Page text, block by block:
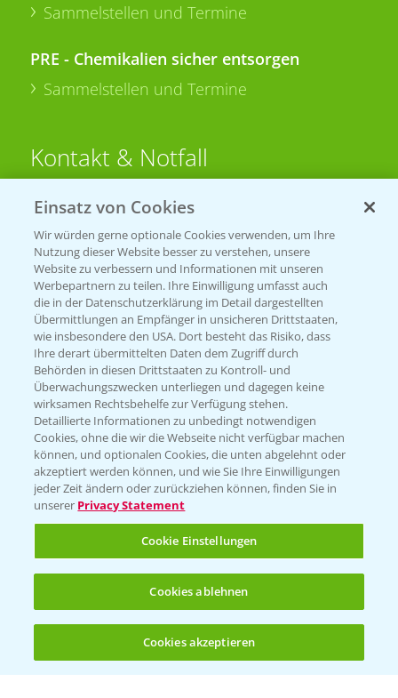
(noch 4)
Sammelstellen und Termine
PRE - Chemikalien sicher entsorgen
Sammelstellen und Termine
Kontakt & Notfall
Beratung auf WhatsApp
T.+49 (0)174 346 564 1
KONTAKT
Hilfe in Notfällen
T.+49 (0)214/30-20220
Folgen Sie uns
Allgemeine Nutzungsbedingungen
Datenschutzerklärung
Einsatz von Cookies
Wir würden gerne optionale Cookies verwenden, um Ihre
Nutzung dieser Website besser zu verstehen, unsere
Website zu verbessern und Informationen mit unseren
Werbepartnern zu teilen. Ihre Einwilligung umfasst auch
die in der Datenschutzerklärung im Detail dargestellten
Übermittlungen an Empfänger in unsicheren Drittstaaten,
wie insbesondere den USA. Dort besteht das Risiko, dass
Ihre derart übermittelten Daten dem Zugriff durch
Behörden in diesen Drittstaaten zu Kontroll- und
Überwachungszwecken unterliegen und dagegen keine
wirksamen Rechtsbehelfe zur Verfügung stehen.
Detaillierte Informationen zu unbedingt notwendigen
Cookies, ohne die wir die Webseite nicht verfügbar machen
können, und optionalen Cookies, die unten abgelehnt oder
akzeptiert werden können, und wie Sie Ihre Einwilligungen
jeder Zeit ändern oder zurückziehen können, finden Sie in
unserer Privacy Statement
Cookie Einstellungen
Cookies ablehnen
Cookies akzeptieren